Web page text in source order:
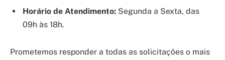
Horário de Atendimento: Segunda a Sexta, das
09h às 18h.
Prometemos responder a todas as solicitações o mais